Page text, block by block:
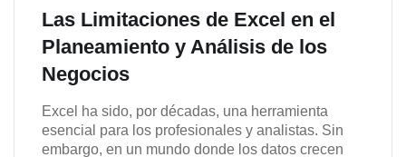
Las Limitaciones de Excel en el
Planeamiento y Análisis de los
Negocios
Excel ha sido, por décadas, una herramienta
esencial para los profesionales y analistas. Sin
embargo, en un mundo donde los datos crecen